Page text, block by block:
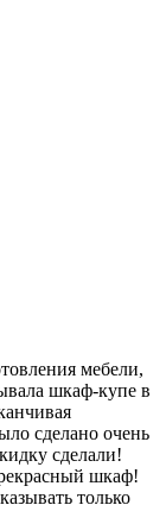
мебели,
шкаф-купе в
сделано очень
сделали!
шкаф!
только